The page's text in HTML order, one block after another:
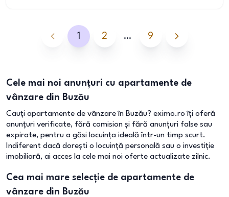
1 2 … 9
Cele mai noi anunțuri cu apartamente de
vânzare din Buzău
Cauți apartamente de vânzare în Buzău? eximo.ro îți oferă
anunțuri verificate, fără comision și fără anunțuri false sau
expirate, pentru a găsi locuința ideală într-un timp scurt.
Indiferent dacă dorești o locuință personală sau o investiție
imobiliară, ai acces la cele mai noi oferte actualizate zilnic.
Cea mai mare selecție de apartamente de
vânzare din Buzău